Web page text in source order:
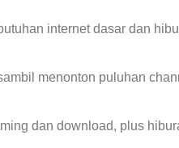
internet dasar dan
menonton puluhan
dan download, plus